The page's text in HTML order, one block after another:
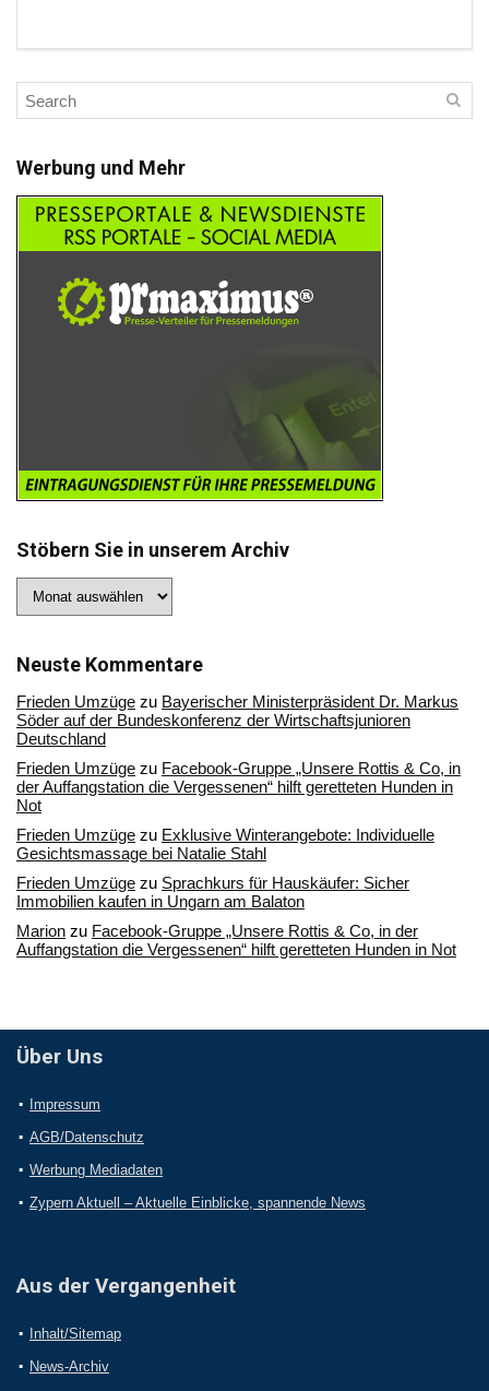
Werbung und Mehr
Stöbern Sie in unserem Archiv
Sie
Archiv
Neuste Kommentare
Frieden Umzüge zu Bayerischer Ministerpräsident Dr. Markus
Söder auf der Bundeskonferenz der Wirtschaftsjunioren
Deutschland
Frieden Umzüge zu Facebook-Gruppe „Unsere Rottis & Co, in
der Auffangstation die Vergessenen“ hilft geretteten Hunden in
Not
Frieden Umzüge zu Exklusive Winterangebote: Individuelle
Gesichtsmassage bei Natalie Stahl
Frieden Umzüge zu Sprachkurs für Hauskäufer: Sicher
Immobilien kaufen in Ungarn am Balaton
Marion zu Facebook-Gruppe „Unsere Rottis & Co, in der
Auffangstation die Vergessenen“ hilft geretteten Hunden in Not
Über Uns
Impressum
AGB/Datenschutz
Werbung Mediadaten
Zypern Aktuell – Aktuelle Einblicke, spannende News
Aus der Vergangenheit
Inhalt/Sitemap
News-Archiv